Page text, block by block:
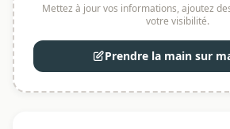
Mettez à jour vos informations, ajoutez
votre visibilité.
Prendre la main sur